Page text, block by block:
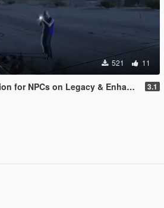
521 11
on Legacy & Enhanced [ WIP | .NET ] 3.1